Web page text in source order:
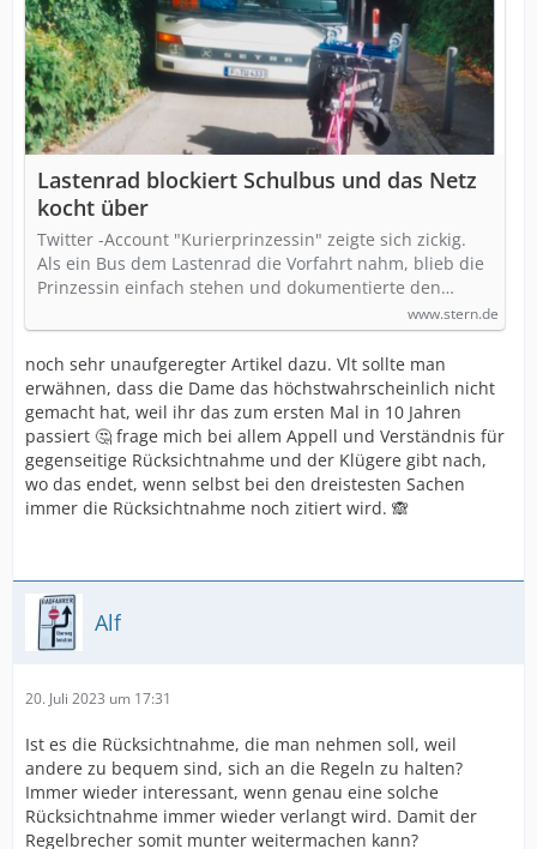
Lastenrad blockiert Schulbus und das Netz
kocht über
Twitter -Account "Kurierprinzessin" zeigte sich zickig.
Als ein Bus dem Lastenrad die Vorfahrt nahm, blieb die
Prinzessin einfach stehen und dokumentierte den…
www.stern.de
noch sehr unaufgeregter Artikel dazu. Vlt sollte man
erwähnen, dass die Dame das höchstwahrscheinlich nicht
gemacht hat, weil ihr das zum ersten Mal in 10 Jahren
passiert 🤔 frage mich bei allem Appell und Verständnis für
gegenseitige Rücksichtnahme und der Klügere gibt nach,
wo das endet, wenn selbst bei den dreistesten Sachen
immer die Rücksichtnahme noch zitiert wird. 🙈
Alf
20. Juli 2023 um 17:31
Ist es die Rücksichtnahme, die man nehmen soll, weil
andere zu bequem sind, sich an die Regeln zu halten?
Immer wieder interessant, wenn genau eine solche
Rücksichtnahme immer wieder verlangt wird. Damit der
Regelbrecher somit munter weitermachen kann?